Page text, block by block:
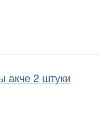
акче 2 штуки